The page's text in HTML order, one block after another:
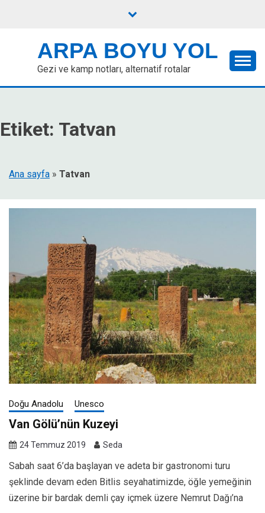
ARPA BOYU YOL
Gezi ve kamp notları, alternatif rotalar
Etiket: Tatvan
Ana sayfa » Tatvan
Doğu Anadolu Unesco
Van Gölü’nün Kuzeyi
24 Temmuz 2019 Seda
Sabah saat 6’da başlayan ve adeta bir gastronomi turu
şeklinde devam eden Bitlis seyahatimizde, öğle yemeğinin
üzerine bir bardak demli çay içmek üzere Nemrut Dağı’na